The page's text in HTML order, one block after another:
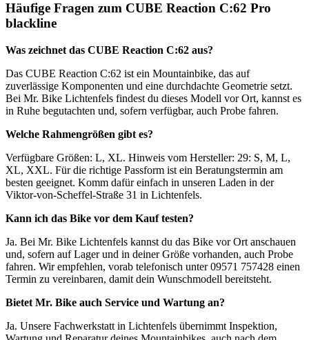
Häufige Fragen zum CUBE Reaction C:62 Pro
blackline
Was zeichnet das CUBE Reaction C:62 aus?
Das CUBE Reaction C:62 ist ein Mountainbike, das auf
zuverlässige Komponenten und eine durchdachte Geometrie setzt.
Bei Mr. Bike Lichtenfels findest du dieses Modell vor Ort, kannst es
in Ruhe begutachten und, sofern verfügbar, auch Probe fahren.
Welche Rahmengrößen gibt es?
Verfügbare Größen: L, XL. Hinweis vom Hersteller: 29: S, M, L,
XL, XXL. Für die richtige Passform ist ein Beratungstermin am
besten geeignet. Komm dafür einfach in unseren Laden in der
Viktor-von-Scheffel-Straße 31 in Lichtenfels.
Kann ich das Bike vor dem Kauf testen?
Ja. Bei Mr. Bike Lichtenfels kannst du das Bike vor Ort anschauen
und, sofern auf Lager und in deiner Größe vorhanden, auch Probe
fahren. Wir empfehlen, vorab telefonisch unter 09571 757428 einen
Termin zu vereinbaren, damit dein Wunschmodell bereitsteht.
Bietet Mr. Bike auch Service und Wartung an?
Ja. Unsere Fachwerkstatt in Lichtenfels übernimmt Inspektion,